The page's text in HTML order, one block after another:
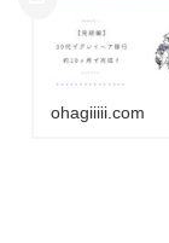
ohagiiiii.com